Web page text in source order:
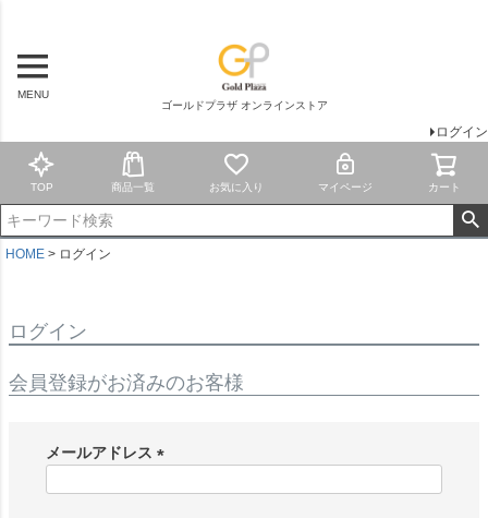
MENU
ゴールドプラザ オンラインストア
ログイン
TOP 商品一覧 お気に入り マイページ カート
HOME ログイン
ログイン
会員登録がお済みのお客様
メールアドレス